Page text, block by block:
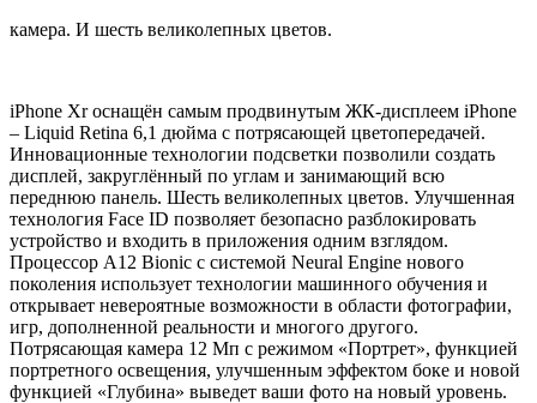
камера. И шесть великолепных цветов.
iPhone Xr оснащён самым продвинутым ЖК-дисплеем iPhone
– Liquid Retina 6,1 дюйма с потрясающей цветопередачей.
Инновационные технологии подсветки позволили создать
дисплей, закруглённый по углам и занимающий всю
переднюю панель. Шесть великолепных цветов. Улучшенная
технология Face ID позволяет безопасно разблокировать
устройство и входить в приложения одним взглядом.
Процессор A12 Bionic с системой Neural Engine нового
поколения использует технологии машинного обучения и
открывает невероятные возможности в области фотографии,
игр, дополненной реальности и многого другого.
Потрясающая камера 12 Мп с режимом «Портрет», функцией
портретного освещения, улучшенным эффектом боке и новой
функцией «Глубина» выведет ваши фото на новый уровень.